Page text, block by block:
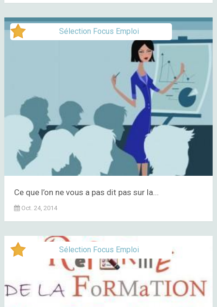
Sélection Focus Emploi
Ce que l’on ne vous a pas dit pas sur la...
Oct. 24, 2014
Sélection Focus Emploi